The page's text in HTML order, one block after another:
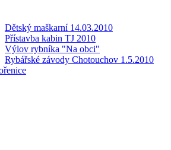
Dětský maškarní 14.03.2010
Přístavba kabin TJ 2010
Výlov rybníka "Na obci"
Rybářské závody Chotouchov 1.5.2010